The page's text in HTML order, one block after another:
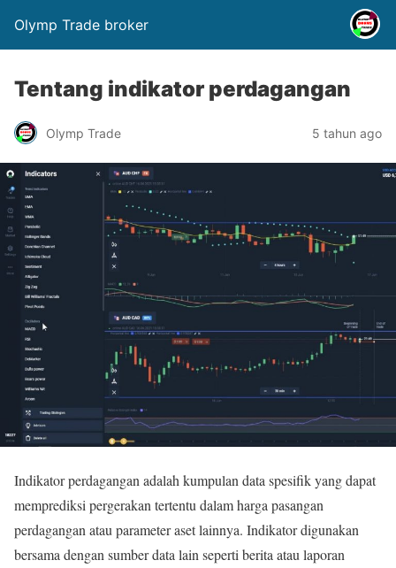
Olymp Trade broker
Tentang indikator perdagangan
Olymp Trade 5 tahun ago
Indikator perdagangan adalah kumpulan data spesifik yang dapat
memprediksi pergerakan tertentu dalam harga pasangan
perdagangan atau parameter aset lainnya. Indikator digunakan
bersama dengan sumber data lain seperti berita atau laporan